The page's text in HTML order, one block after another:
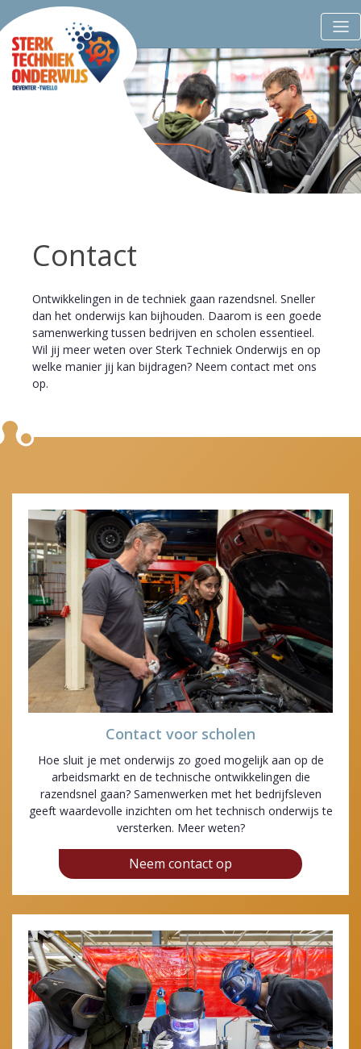
Contact
Ontwikkelingen in de techniek gaan razendsnel. Sneller
dan het onderwijs kan bijhouden. Daarom is een goede
samenwerking tussen bedrijven en scholen essentieel.
Wil jij meer weten over Sterk Techniek Onderwijs en op
welke manier jij kan bijdragen? Neem contact met ons
op.
Contact voor scholen
Hoe sluit je met onderwijs zo goed mogelijk aan op de
arbeidsmarkt en de technische ontwikkelingen die
razendsnel gaan? Samenwerken met het bedrijfsleven
geeft waardevolle inzichten om het technisch onderwijs te
versterken. Meer weten?
Neem contact op